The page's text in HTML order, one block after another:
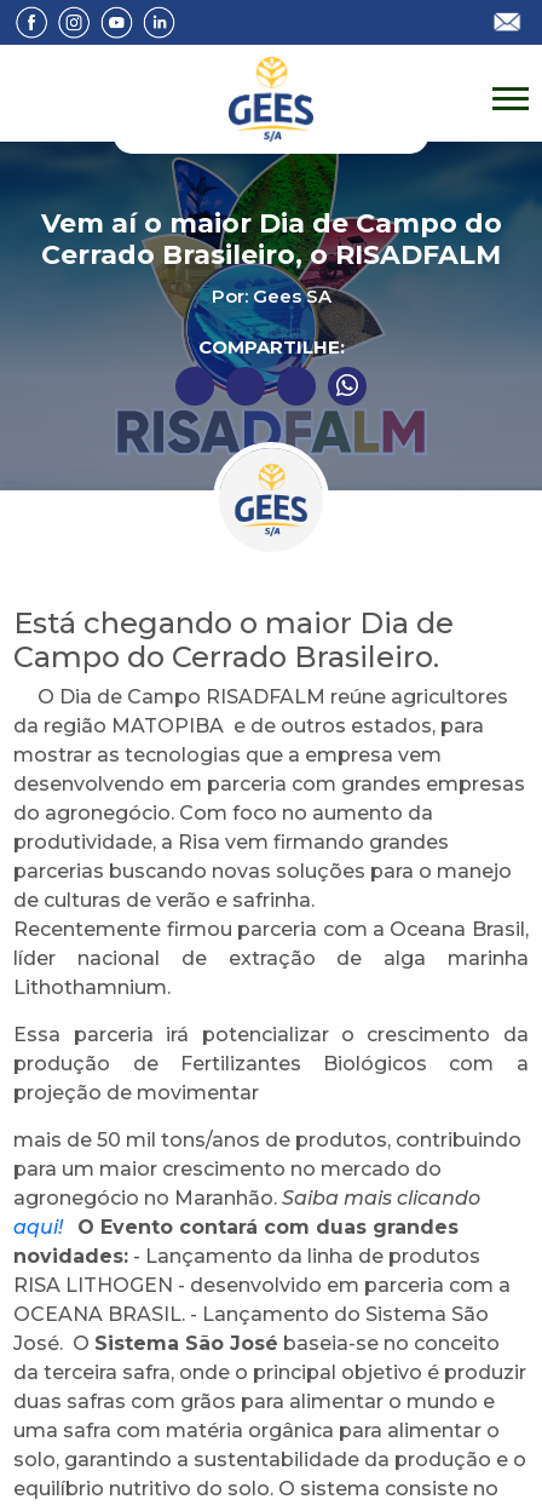
Vem aí o maior Dia de Campo do
Cerrado Brasileiro, o RISADFALM
Por: Gees SA
COMPARTILHE:
Está chegando o maior Dia de
Campo do Cerrado Brasileiro.
O Dia de Campo RISADFALM reúne agricultores
da região MATOPIBA e de outros estados, para
mostrar as tecnologias que a empresa vem
desenvolvendo em parceria com grandes empresas
do agronegócio. Com foco no aumento da
produtividade, a Risa vem firmando grandes
parcerias buscando novas soluções para o manejo
de culturas de verão e safrinha.
Recentemente firmou parceria com a Oceana Brasil,
líder nacional de extração de alga marinha
Lithothamnium.
Essa parceria irá potencializar o crescimento da
produção de Fertilizantes Biológicos com a
projeção de movimentar
mais de 50 mil tons/anos de produtos, contribuindo
para um maior crescimento no mercado do
agronegócio no Maranhão.Saiba mais clicando
aqui!
O Evento contará com duas grandes
novidades: - Lançamento da linha de produtos
RISA LITHOGEN - desenvolvido em parceria com a
OCEANA BRASIL. - Lançamento do Sistema São
José. O Sistema São José baseia-se no conceito
da terceira safra, onde o principal objetivo é produzir
duas safras com grãos para alimentar o mundo e
uma safra com matéria orgânica para alimentar o
solo, garantindo a sustentabilidade da produção e o
equilíbrio nutritivo do solo. O sistema consiste no